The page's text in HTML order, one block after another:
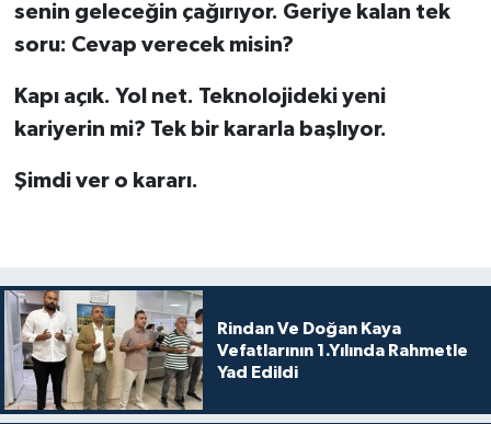
senin geleceğin çağırıyor. Geriye kalan tek
soru: Cevap verecek misin?
Kapı açık. Yol net. Teknolojideki yeni
kariyerin mi? Tek bir kararla başlıyor.
Şimdi ver o kararı.
Rindan Ve Doğan Kaya
Vefatlarının 1.Yılında Rahmetle
Yad Edildi